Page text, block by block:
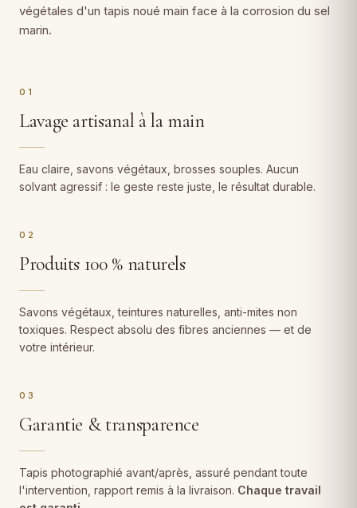
végétales d'un tapis noué main face à la corrosion du sel
marin.
01
Lavage artisanal à la main
Eau claire, savons végétaux, brosses souples. Aucun
solvant agressif : le geste reste juste, le résultat durable.
02
Produits 100 % naturels
Savons végétaux, teintures naturelles, anti-mites non
toxiques. Respect absolu des fibres anciennes — et de
votre intérieur.
03
Garantie & transparence
Tapis photographié avant/après, assuré pendant toute
l'intervention, rapport remis à la livraison. Chaque travail